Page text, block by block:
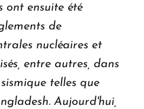
ont ensuite été
de
nucléaires et
entre autres, dans
telles que
Aujourd'hui,